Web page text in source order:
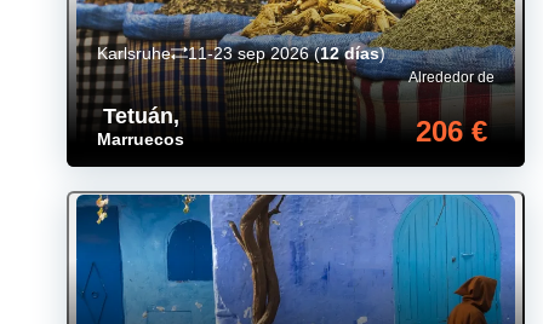
Tetuán,
Marruecos
Alrededor de
206 €
Karlsruhe 11-23 sep 2026(12 días)